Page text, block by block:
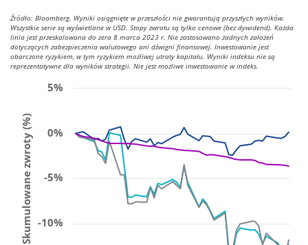
Źródło: Bloomberg. Wyniki osiągnięte w przeszłości nie gwarantują przyszłych wyników.
Wszystkie serie są wyświetlane w USD. Stopy zwrotu są tylko cenowe (bez dywidend). Każda
linia jest przeskalowana do zera 8 marca 2023 r. Nie zastosowano żadnych założeń
dotyczących zabezpieczenia walutowego ani dźwigni finansowej. Inwestowanie jest
obarczone ryzykiem, w tym ryzykiem możliwej utraty kapitału. Wyniki indeksu nie są
reprezentatywne dla wyników strategii. Nie jest możliwe inwestowanie w indeks.
Skumulowane zwroty (%) -10%
-5%
0%
5%